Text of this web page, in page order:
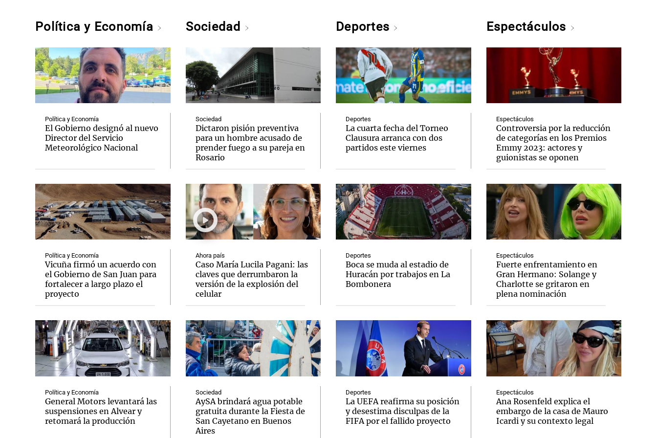
Política y Economía
Política y Economía
El Gobierno designó al nuevo
Director del Servicio
Meteorológico Nacional
Política y Economía
Vicuña firmó un acuerdo con
el Gobierno de San Juan para
fortalecer a largo plazo el
proyecto
Política y Economía
General Motors levantará las
suspensiones en Alvear y
retomará la producción
Sociedad
Sociedad
Dictaron pisión preventiva
para un hombre acusado de
prender fuego a su pareja en
Rosario
Ahora país
Caso María Lucila Pagani: las
claves que derrumbaron la
versión de la explosión del
celular
Sociedad
AySA brindará agua potable
gratuita durante la Fiesta de
San Cayetano en Buenos
Aires
Deportes
Deportes
La cuarta fecha del Torneo
Clausura arranca con dos
partidos este viernes
Deportes
Boca se muda al estadio de
Huracán por trabajos en La
Bombonera
Deportes
La UEFA reafirma su posición
y desestima disculpas de la
FIFA por el fallido proyecto
Espectáculos
Espectáculos
Controversia por la reducción
de categorías en los Premios
Emmy 2023: actores y
guionistas se oponen
Espectáculos
Fuerte enfrentamiento en
Gran Hermano: Solange y
Charlotte se gritaron en
plena nominación
Espectáculos
Ana Rosenfeld explica el
embargo de la casa de Mauro
Icardi y su contexto legal
Notas Notas
El huracán de Arequito Cadena 3 en Groenlandia
Notas